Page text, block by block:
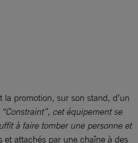
promotion, sur son stand, d’un
cet ­équipement se
à faire tomber une personne et
et attachés par une chaîne à des